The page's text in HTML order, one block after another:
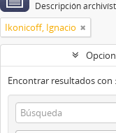
Descripción
Ikonicoff, Ignacio
Encontrar resultados con :